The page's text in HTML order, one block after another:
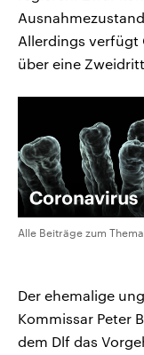
Allerdings verfügt
über eine
Alle Beiträge zum
Der ehemalige
Kommissar Peter
dem Dlf das